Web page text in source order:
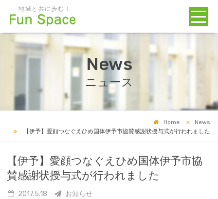
地域と共に歩む！
News
ニュース
Home
News
【伊予】愛顔つなぐえひめ国体伊予市協賛感謝状授与式が行われました
【伊予】愛顔つなぐえひめ国体伊予市協
賛感謝状授与式が行われました
2017.5.18 お知らせ